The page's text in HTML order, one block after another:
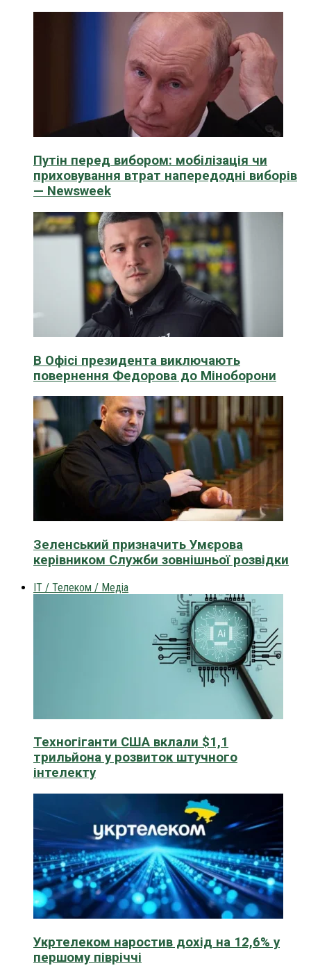
Путін перед вибором: мобілізація чи
приховування втрат напередодні виборів
— Newsweek
В Офісі президента виключають
повернення Федорова до Міноборони
Зеленський призначить Умєрова
керівником Служби зовнішньої розвідки
IT / Телеком / Медіа
Техногіганти США вклали $1,1
трильйона у розвиток штучного
інтелекту
Укртелеком наростив дохід на 12,6% у
першому півріччі